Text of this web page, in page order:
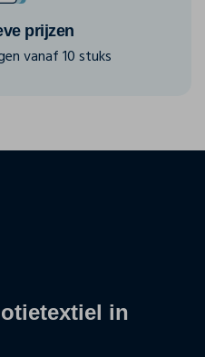
prijzen
vanaf 10 stuks
in